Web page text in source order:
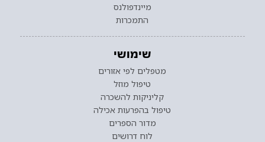
מיינדפולנס
התמכרות
שימושי
מטפלים לפי אזורים
טיפול מוזל
קליניקות להשכרה
טיפול בהפרעות אכילה
מדור הספרים
לוח דרושים